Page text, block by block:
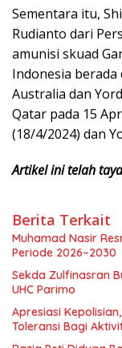
Sementara itu,
Rudianto dari
amunisi skuad
Indonesia
Australia dan
Qatar pada 15
(18/4/2024) dan
Artikel ini telah
Berita Terkait
Muhamad Nasir
Periode 2026–2030
Sekda Zulfinasran
UHC Parimo
Apresiasi
Toleransi Bagi